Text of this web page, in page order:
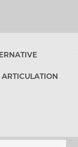
ARTICULATION